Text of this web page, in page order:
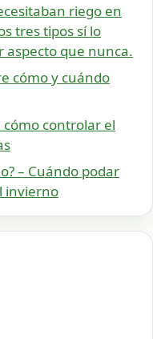
riego en
tres tipos sí lo
aspecto que nunca.
cómo y cuándo
cómo controlar el
– Cuándo podar
invierno